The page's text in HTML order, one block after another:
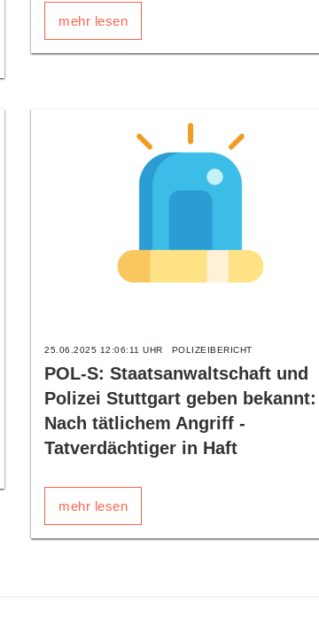
mehr lesen
25.06.2025 12:06:11 UHR POLIZEIBERICHT
POL-S: Staatsanwaltschaft und
Polizei Stuttgart geben bekannt:
Nach tätlichem Angriff -
Tatverdächtiger in Haft
mehr lesen